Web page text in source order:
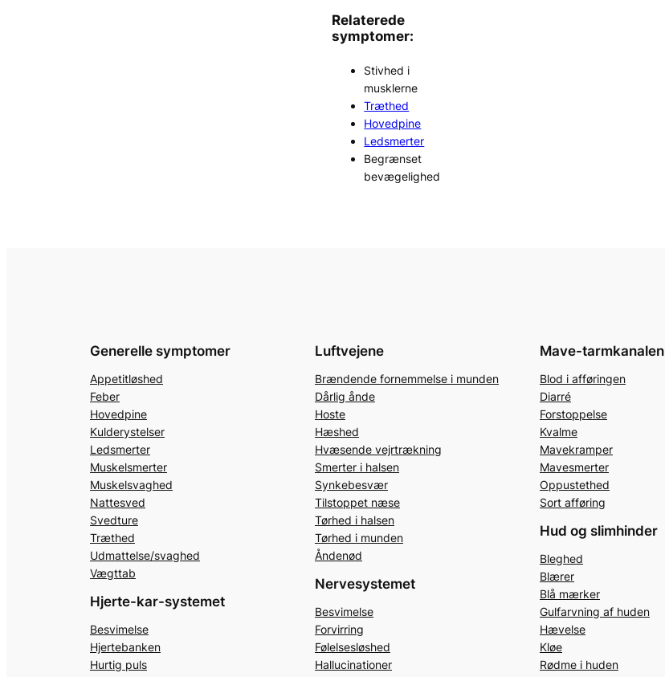
Relaterede
symptomer:
Stivhed i
musklerne
Træthed
Hovedpine
Ledsmerter
Begrænset
bevægelighed
Generelle symptomer
Appetitløshed
Feber
Hovedpine
Kulderystelser
Ledsmerter
Muskelsmerter
Muskelsvaghed
Nattesved
Svedture
Træthed
Udmattelse/svaghed
Vægttab
Hjerte-kar-systemet
Besvimelse
Hjertebanken
Hurtig puls
Luftvejene
Brændende fornemmelse i munden
Dårlig ånde
Hoste
Hæshed
Hvæsende vejrtrækning
Smerter i halsen
Synkebesvær
Tilstoppet næse
Tørhed i halsen
Tørhed i munden
Åndenød
Nervesystemet
Besvimelse
Forvirring
Følelsesløshed
Hallucinationer
Mave-tarmkanalen
Blod i afføringen
Diarré
Forstoppelse
Kvalme
Mavekramper
Mavesmerter
Oppustethed
Sort afføring
Hud og slimhinder
Bleghed
Blærer
Blå mærker
Gulfarvning af huden
Hævelse
Kløe
Rødme i huden